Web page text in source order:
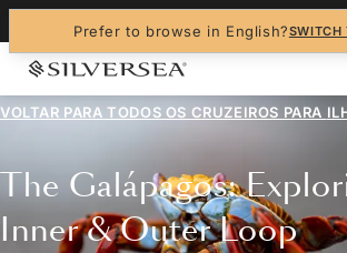
Prefer to browse in English?SWITCH
VOLTAR PARA TODOS OS CRUZEIROS PARA
The Galápagos:
Inner & Outer Loop